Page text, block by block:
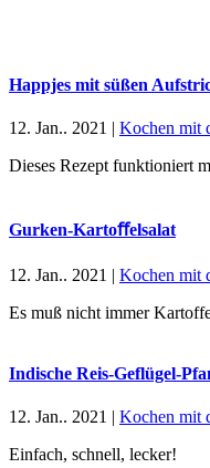
Happjes mit süßen
12. Jan.. 2021 | Kochen mit
Dieses Rezept funktioniert
Gurken-Kartoﬀelsalat
12. Jan.. 2021 | Kochen mit
Es muß nicht immer
Indische Reis-Geflügel-
12. Jan.. 2021 | Kochen mit
Einfach, schnell, lecker!